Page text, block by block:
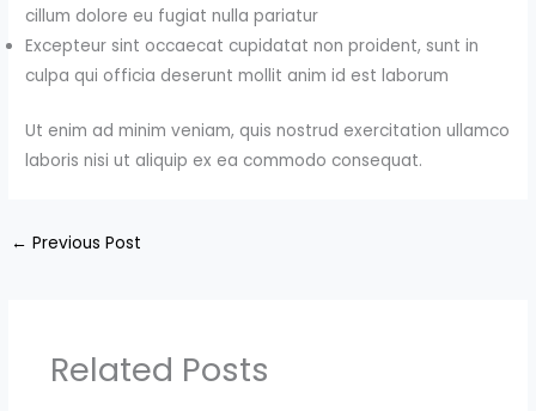
cillum dolore eu fugiat nulla pariatur
Excepteur sint occaecat cupidatat non proident, sunt in
culpa qui officia deserunt mollit anim id est laborum
Ut enim ad minim veniam, quis nostrud exercitation ullamco
laboris nisi ut aliquip ex ea commodo consequat.
← Previous Post
Related Posts